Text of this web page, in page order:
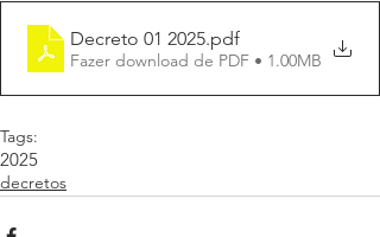
Decreto 01 2025.pdf
Fazer download de PDF • 1.00MB
Tags:
2025
decretos